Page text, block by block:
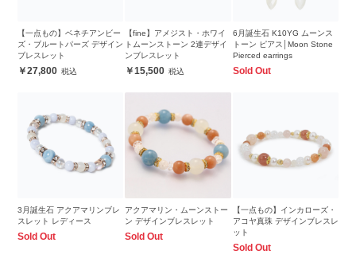
【一点もの】ベネチアンビー
ズ・ブルートパーズ デザイン
ブレスレット
27,800
【fine】アメジスト・ホワイ
トムーンストーン 2連デザイ
ンブレスレット
15,500
6月誕生石 K10YG ムーンス
トーン ピアス│Moon Stone
Pierced earrings
Sold Out
3月誕生石 アクアマリンブレ
スレット レディース
Sold Out
アクアマリン・ムーンストー
ン デザインブレスレット
Sold Out
【一点もの】インカローズ・
アコヤ真珠 デザインブレスレ
ット
Sold Out